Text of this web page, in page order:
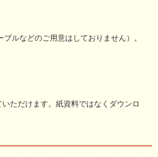
ルなどのご用意はしておりません）。
ただけます。紙資料ではなくダウンロ